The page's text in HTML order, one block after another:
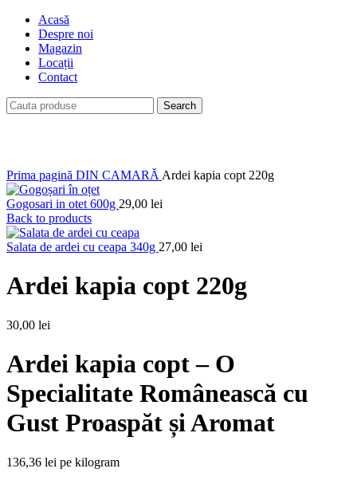
Acasă
Despre noi
Magazin
Locații
Contact
Search
Prima pagină DIN CAMARĂ Ardei kapia copt 220g
Gogosari in otet 600g 29,00 lei
Back to products
Salata de ardei cu ceapa 340g 27,00 lei
Ardei kapia copt 220g
30,00 lei
Ardei kapia copt – O
Specialitate Românească cu
Gust Proaspăt și Aromat
136,36 lei pe kilogram